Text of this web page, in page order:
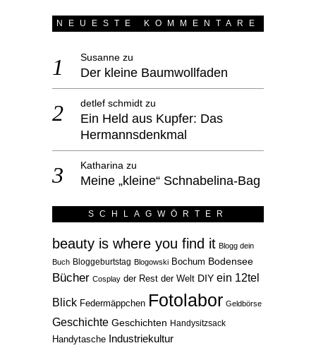
NEUESTE KOMMENTARE
Susanne zu
Der kleine Baumwollfaden
detlef schmidt zu
Ein Held aus Kupfer: Das
Hermannsdenkmal
Katharina zu
Meine „kleine“ Schnabelina-Bag
SCHLAGWÖRTER
beauty is where you find it Blogg dein
Buch Bloggeburtstag Blogowski Bochum Bodensee
Bücher Cosplay der Rest der Welt DIY ein 12tel
Blick Federmäppchen Fotolabor Geldbörse
Geschichte Geschichten Handysitzsack
Handytasche Industriekultur